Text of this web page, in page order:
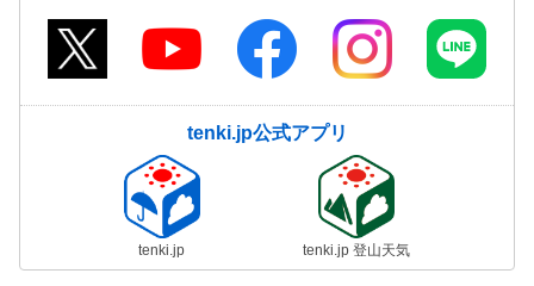
tenki.jp公式アプリ
tenki.jp tenki.jp 登山天気